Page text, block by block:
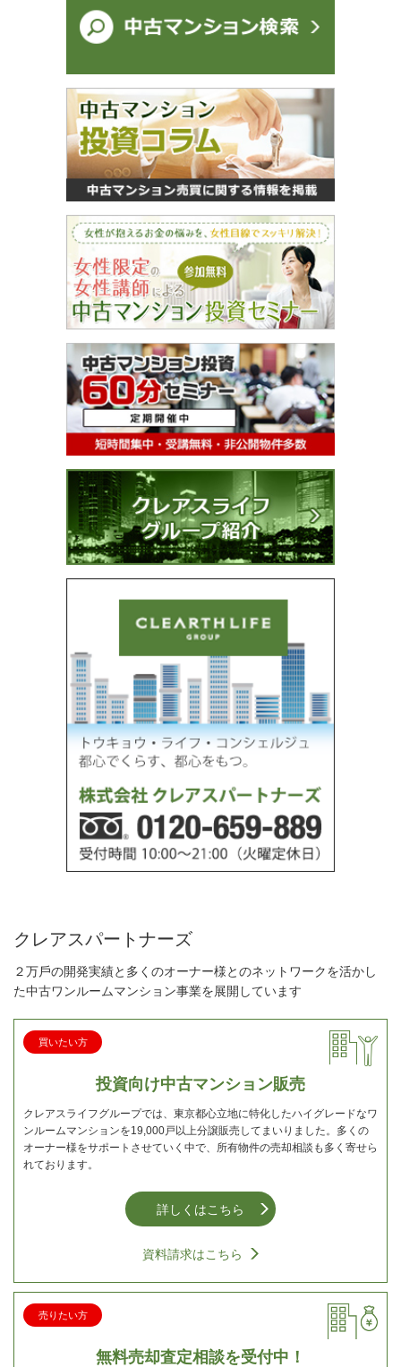
クレアスパートナーズ
２万⼾の開発実績と多くのオーナー様とのネットワークを活かし
た中古ワンルームマンション事業を展開しています
買いたい方
投資向け中古マンション販売
クレアスライフグループでは、東京都心立地に特化したハイグレードなワ
ンルームマンションを19,000戸以上分譲販売してまいりました。多くの
オーナー様をサポートさせていく中で、所有物件の売却相談も多く寄せら
れております。
詳しくはこちら
資料請求はこちら
売りたい方
無料売却査定相談を受付中！